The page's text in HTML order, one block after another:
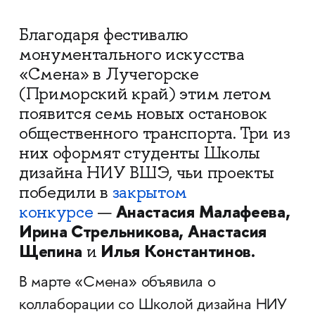
Благодаря фестивалю
монументального искусства
«Смена» в Лучегорске
(Приморский край) этим летом
появится семь новых остановок
общественного транспорта. Три из
них оформят студенты Школы
дизайна НИУ ВШЭ, чьи проекты
победили в закрытом
конкурсе —Анастасия Малафеева,
Ирина Стрельникова, Анастасия
Щепина и Илья Константинов.
В марте «Смена» объявила о
коллаборации со Школой дизайна НИУ